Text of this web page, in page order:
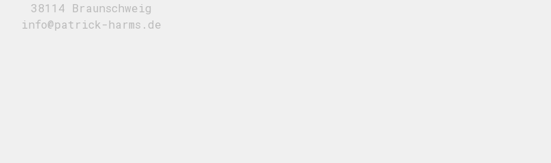
38114 Braunschweig
info@patrick-harms.de